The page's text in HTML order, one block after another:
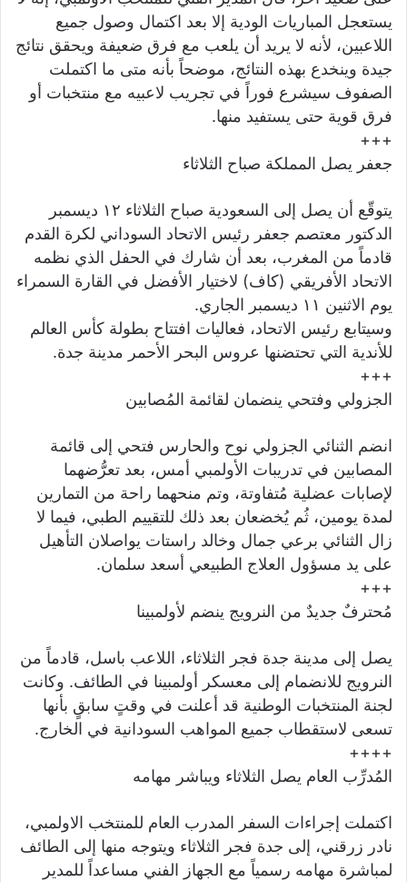
يستعجل المباريات الودية إلا بعد اكتمال وصول جميع
اللاعبين، لأنه لا يريد أن يلعب مع فرق ضعيفة ويحقق نتائج
جيدة وينخدع بهذه النتائج، موضحاً بأنه متى ما اكتملت
الصفوف سيشرع فوراً في تجريب لاعبيه مع منتخبات أو
فرق قوية حتى يستفيد منها.
+++
جعفر يصل المملكة صباح الثلاثاء
يتوقّع أن يصل إلى السعودية صباح الثلاثاء ١٢ ديسمبر
الدكتور معتصم جعفر رئيس الاتحاد السوداني لكرة القدم
قادماً من المغرب، بعد أن شارك في الحفل الذي نظمه
الاتحاد الأفريقي (كاف) لاختيار الأفضل في القارة السمراء
يوم الاثنين ١١ ديسمبر الجاري.
وسيتابع رئيس الاتحاد، فعاليات افتتاح بطولة كأس العالم
للأندية التي تحتضنها عروس البحر الأحمر مدينة جدة.
+++
الجزولي وفتحي ينضمان لقائمة المُصابين
انضم الثنائي الجزولي نوح والحارس فتحي إلى قائمة
المصابين في تدريبات الأولمبي أمس، بعد تعرُّضهما
لإصابات عضلية مُتفاوتة، وتم منحهما راحة من التمارين
لمدة يومين، ثُم يُخضعان بعد ذلك للتقييم الطبي، فيما لا
زال الثنائي برعي جمال وخالد راستات يواصلان التأهيل
على يد مسؤول العلاج الطبيعي أسعد سلمان.
+++
مُحترفٌ جديدٌ من النرويج ينضم لأولمبينا
يصل إلى مدينة جدة فجر الثلاثاء، اللاعب باسل، قادماً من
النرويج للانضمام إلى معسكر أولمبينا في الطائف. وكانت
لجنة المنتخبات الوطنية قد أعلنت في وقتٍ سابقٍ بأنها
تسعى لاستقطاب جميع المواهب السودانية في الخارج.
++++
المُدرِّب العام يصل الثلاثاء ويباشر مهامه
اكتملت إجراءات السفر المدرب العام للمنتخب الاولمبي،
نادر زرقني، إلى جدة فجر الثلاثاء ويتوجه منها إلى الطائف
لمباشرة مهامه رسمياً مع الجهاز الفني مساعداً للمدير